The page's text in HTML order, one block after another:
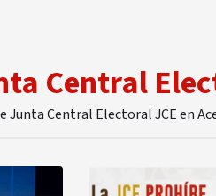
Central
Junta Central Electoral JCE en